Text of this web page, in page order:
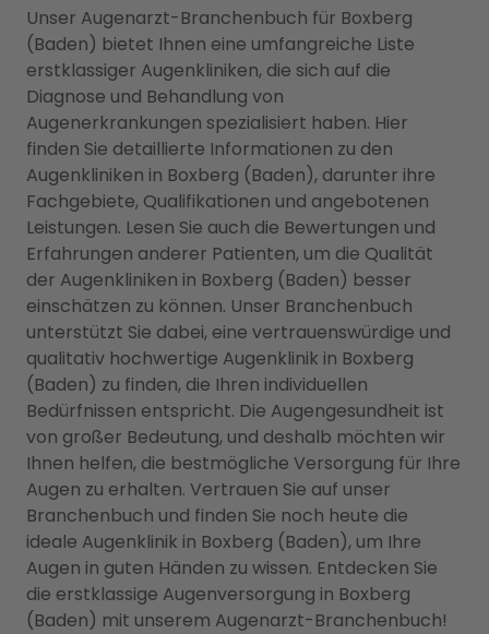
Unser Augenarzt-Branchenbuch für Boxberg
(Baden) bietet Ihnen eine umfangreiche Liste
erstklassiger Augenkliniken, die sich auf die
Diagnose und Behandlung von
Augenerkrankungen spezialisiert haben. Hier
finden Sie detaillierte Informationen zu den
Augenkliniken in Boxberg (Baden), darunter ihre
Fachgebiete, Qualifikationen und angebotenen
Leistungen. Lesen Sie auch die Bewertungen und
Erfahrungen anderer Patienten, um die Qualität
der Augenkliniken in Boxberg (Baden) besser
einschätzen zu können. Unser Branchenbuch
unterstützt Sie dabei, eine vertrauenswürdige und
qualitativ hochwertige Augenklinik in Boxberg
(Baden) zu finden, die Ihren individuellen
Bedürfnissen entspricht. Die Augengesundheit ist
von großer Bedeutung, und deshalb möchten wir
Ihnen helfen, die bestmögliche Versorgung für Ihre
Augen zu erhalten. Vertrauen Sie auf unser
Branchenbuch und finden Sie noch heute die
ideale Augenklinik in Boxberg (Baden), um Ihre
Augen in guten Händen zu wissen. Entdecken Sie
die erstklassige Augenversorgung in Boxberg
(Baden) mit unserem Augenarzt-Branchenbuch!